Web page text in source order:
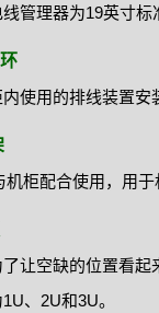
管理器为19英寸标
使用的排线装置安
机柜配合使用，用
让空缺的位置看
、2U和3U。